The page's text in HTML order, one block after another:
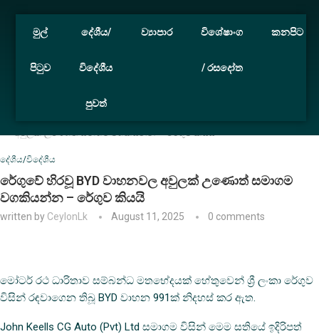
මුල්
පිටුව
දේශීය/
විදේශීය
පුවත්
ව්‍යාපාර විශේෂාංග
/ රසදෝත
කනපිට
අවුලක් උණොත් සමාගම වගකියන්න – රේගුව කියයි
දේශීය/විදේශීය
රේගුවේ හිරවූ BYD වාහනවල අවුලක් උණොත් සමාගම
වගකියන්න – රේගුව කියයි
written by CeylonLk August 11, 2025 0 comments
මෝටර් රථ ධාරිතාව සම්බන්ධ මතභේදයක් හේතුවෙන් ශ්‍රී ලංකා රේගුව
විසින් රඳවාගෙන තිබූ BYD වාහන 991ක් නිදහස් කර ඇත.
John Keells CG Auto (Pvt) Ltd සමාගම විසින් මෙම සතියේ ඉදිරිපත්